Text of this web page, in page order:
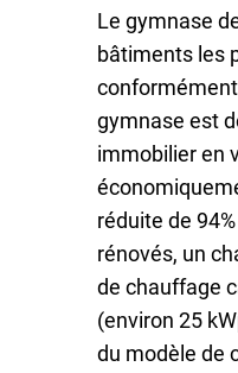
l'école
primaire
Körperich
Le gymnase
bâtiments les
gymnase est
immobilier en
réduite de
rénovés, un
de chauffage
(environ 25
du modèle de